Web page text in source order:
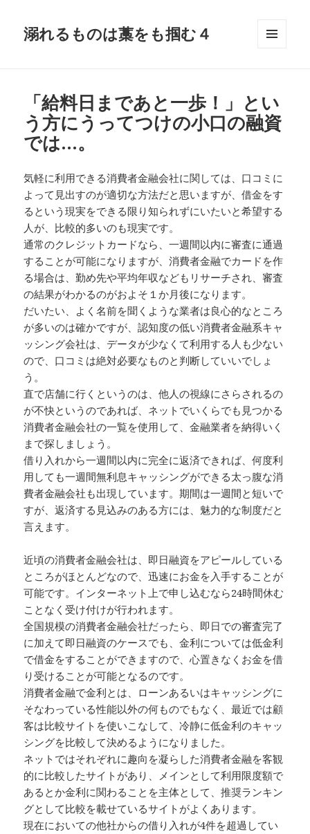
溺れるものは藁をも掴む４
「給料日まであと一歩！」とい
う方にうってつけの小口の融資
では…。
気軽に利用できる消費者金融会社に関しては、口コミに
よって見出すのが適切な方法だと思いますが、借金をす
るという現実をできる限り知られずにいたいと希望する
人が、比較的多いのも現実です。
通常のクレジットカードなら、一週間以内に審査に通過
することが可能になりますが、消費者金融でカードを作
る場合は、勤め先や平均年収などもリサーチされ、審査
の結果がわかるのがおよそ１か月後になります。
だいたい、よく名前を聞くような業者は良心的なところ
が多いのは確かですが、認知度の低い消費者金融系キャ
ッシング会社は、データが少なくて利用する人も少ない
ので、口コミは絶対必要なものと判断していいでしょ
う。
直で店舗に行くというのは、他人の視線にさらされるの
が不快というのであれば、ネットでいくらでも見つかる
消費者金融会社の一覧を使用して、金融業者を納得いく
まで探しましょう。
借り入れから一週間以内に完全に返済できれば、何度利
用しても一週間無利息キャッシングができる太っ腹な消
費者金融会社も出現しています。期間は一週間と短いで
すが、返済する見込みのある方には、魅力的な制度だと
言えます。
近頃の消費者金融会社は、即日融資をアピールしている
ところがほとんどなので、迅速にお金を入手することが
可能です。インターネット上で申し込むなら24時間休む
ことなく受け付けが行われます。
全国規模の消費者金融会社だったら、即日での審査完了
に加えて即日融資のケースでも、金利については低金利
で借金をすることができますので、心置きなくお金を借
り受けることが可能となるのです。
消費者金融で金利とは、ローンあるいはキャッシングに
そなわっている性能以外の何ものでもなく、最近では顧
客は比較サイトを使いこなして、冷静に低金利のキャッ
シングを比較して決めるようになりました。
ネットではそれぞれに趣向を凝らした消費者金融を客観
的に比較したサイトがあり、メインとして利用限度額で
あるとか金利に関わることを主体として、推奨ランキン
グとして比較を載せているサイトがよくあります。
現在においての他社からの借り入れが4件を超過してい